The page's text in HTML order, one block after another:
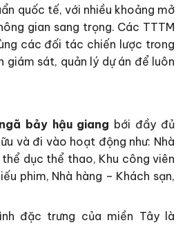
quốc tế, với nhiều khoảng mở
gian sang trọng. Các TTTM
các đối tác chiến lược trong
giám sát, quản lý dự án để luôn
bảy hậu giang bới đầy đủ
và đi vào hoạt động như: Nhà
dục thể thao, Khu công viên
phim, Nhà hàng – Khách sạn,
đặc trưng của miền Tây là